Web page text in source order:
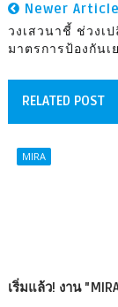
Newer Article
วงเสวนาชี้ ช่วงเ
มาตรการป้องกันเ
RELATED POST
MIRA
เริ่มแล้ว! งาน